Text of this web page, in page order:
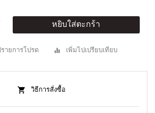
หยิบใส่ตะกร้า
ายการโปรด เพิ่มไปเปรียบเทียบ
วิธีการสั่งซื้อ